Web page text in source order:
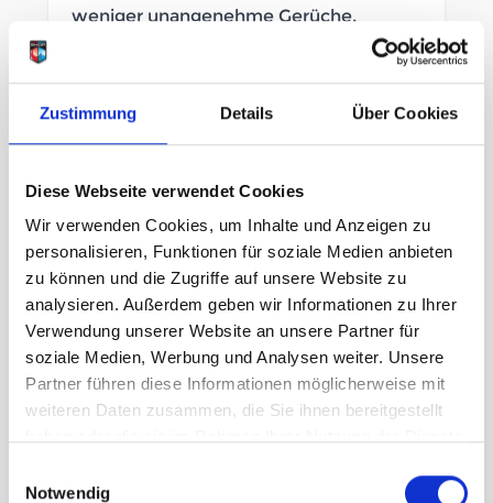
Zustimmung Details Über Cookies
Diese Webseite verwendet Cookies
Wir verwenden Cookies, um Inhalte und Anzeigen zu
personalisieren, Funktionen für soziale Medien anbieten
zu können und die Zugriffe auf unsere Website zu
analysieren. Außerdem geben wir Informationen zu Ihrer
Verwendung unserer Website an unsere Partner für
soziale Medien, Werbung und Analysen weiter. Unsere
Partner führen diese Informationen möglicherweise mit
weiteren Daten zusammen, die Sie ihnen bereitgestellt
Notwendig
weniger unangenehme Gerüche.
Artikelnummer LB_2000110132
Größe
one size
unser Preis ab: 39,95 €
Menge